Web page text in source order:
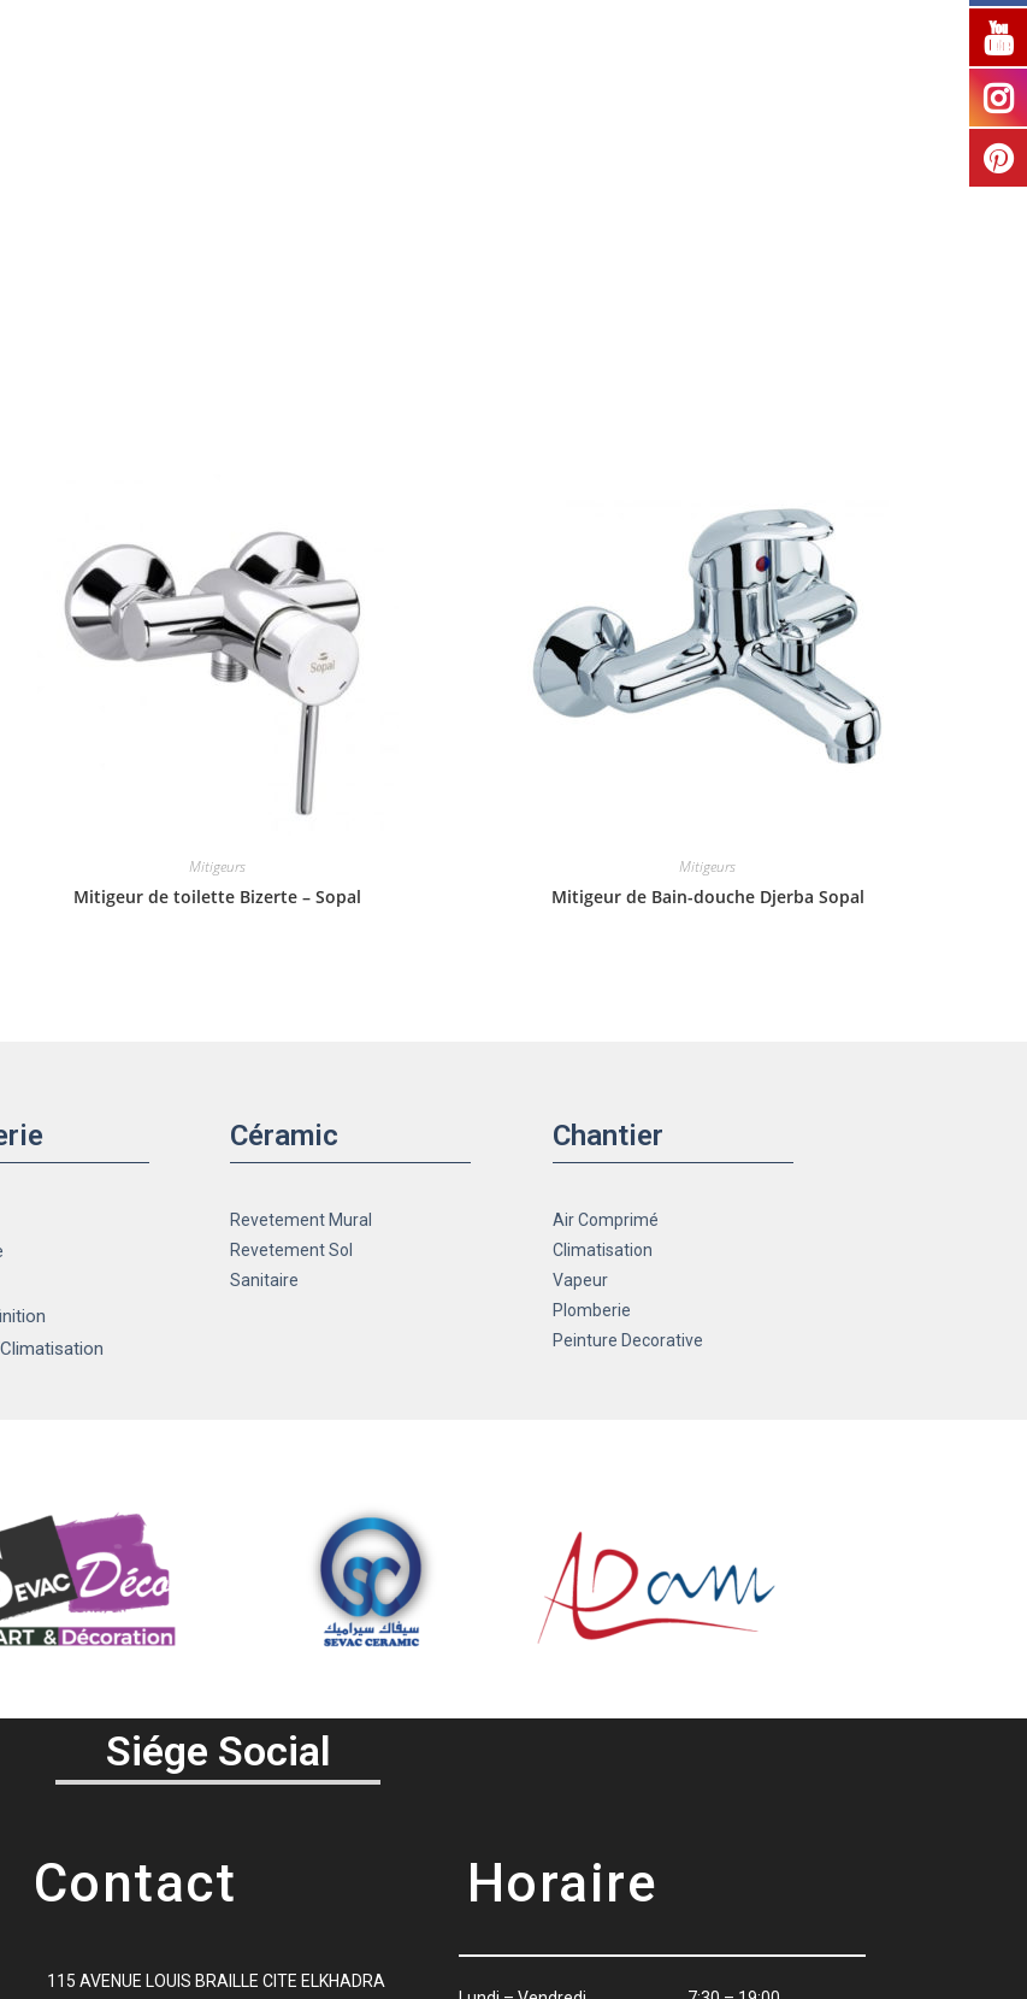
Mitigeurs
Mitigeur de toilette Bizerte – Sopal
Mitigeurs
Mitigeur de Bain-douche Djerba Sopal
Céramic
Revetement Mural
Revetement Sol
Sanitaire
Chantier
Air Comprimé
Climatisation
Vapeur
Plomberie
Peinture Decorative
Siége Social
Contact
115 AVENUE LOUIS BRAILLE CITE ELKHADRA
Horaire